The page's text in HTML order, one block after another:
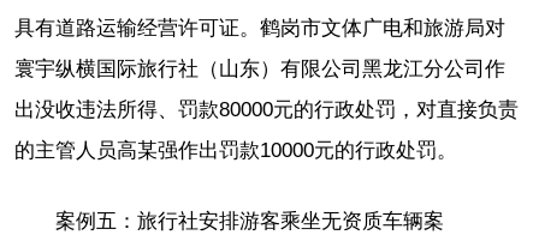
具有道路运输经营许可证。鹤岗市文体广电和旅游局对
寰宇纵横国际旅行社（山东）有限公司黑龙江分公司作
出没收违法所得、罚款80000元的行政处罚，对直接负责
的主管人员高某强作出罚款10000元的行政处罚。
案例五：旅行社安排游客乘坐无资质车辆案